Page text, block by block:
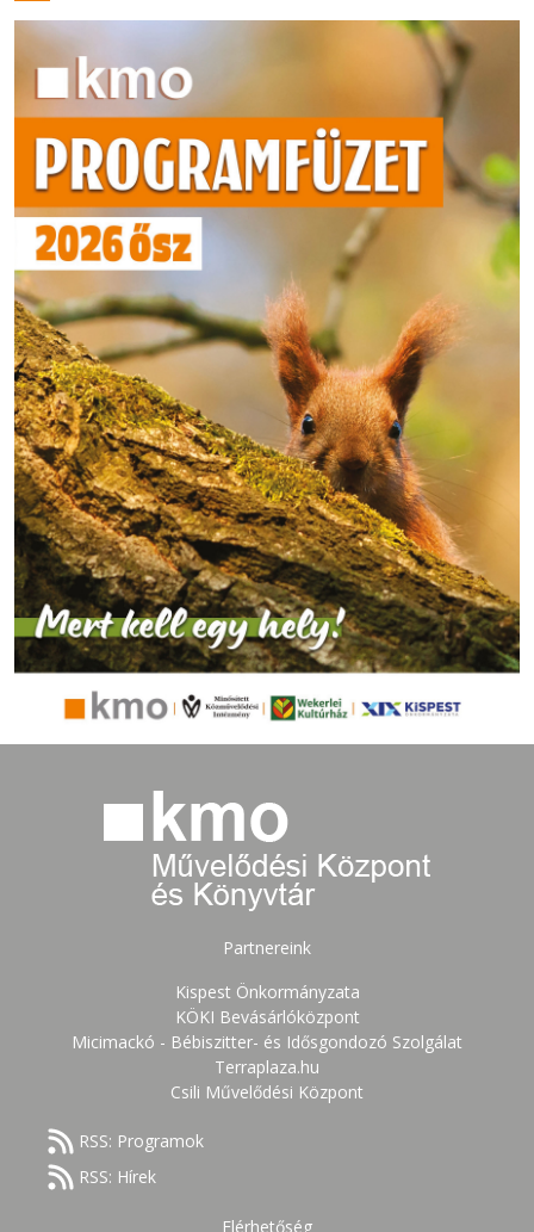
Partnereink
Kispest Önkormányzata
KÖKI Bevásárlóközpont
Micimackó - Bébiszitter- és Idősgondozó Szolgálat
Terraplaza.hu
Csili Művelődési Központ
RSS: Programok
RSS: Hírek
Elérhetőség